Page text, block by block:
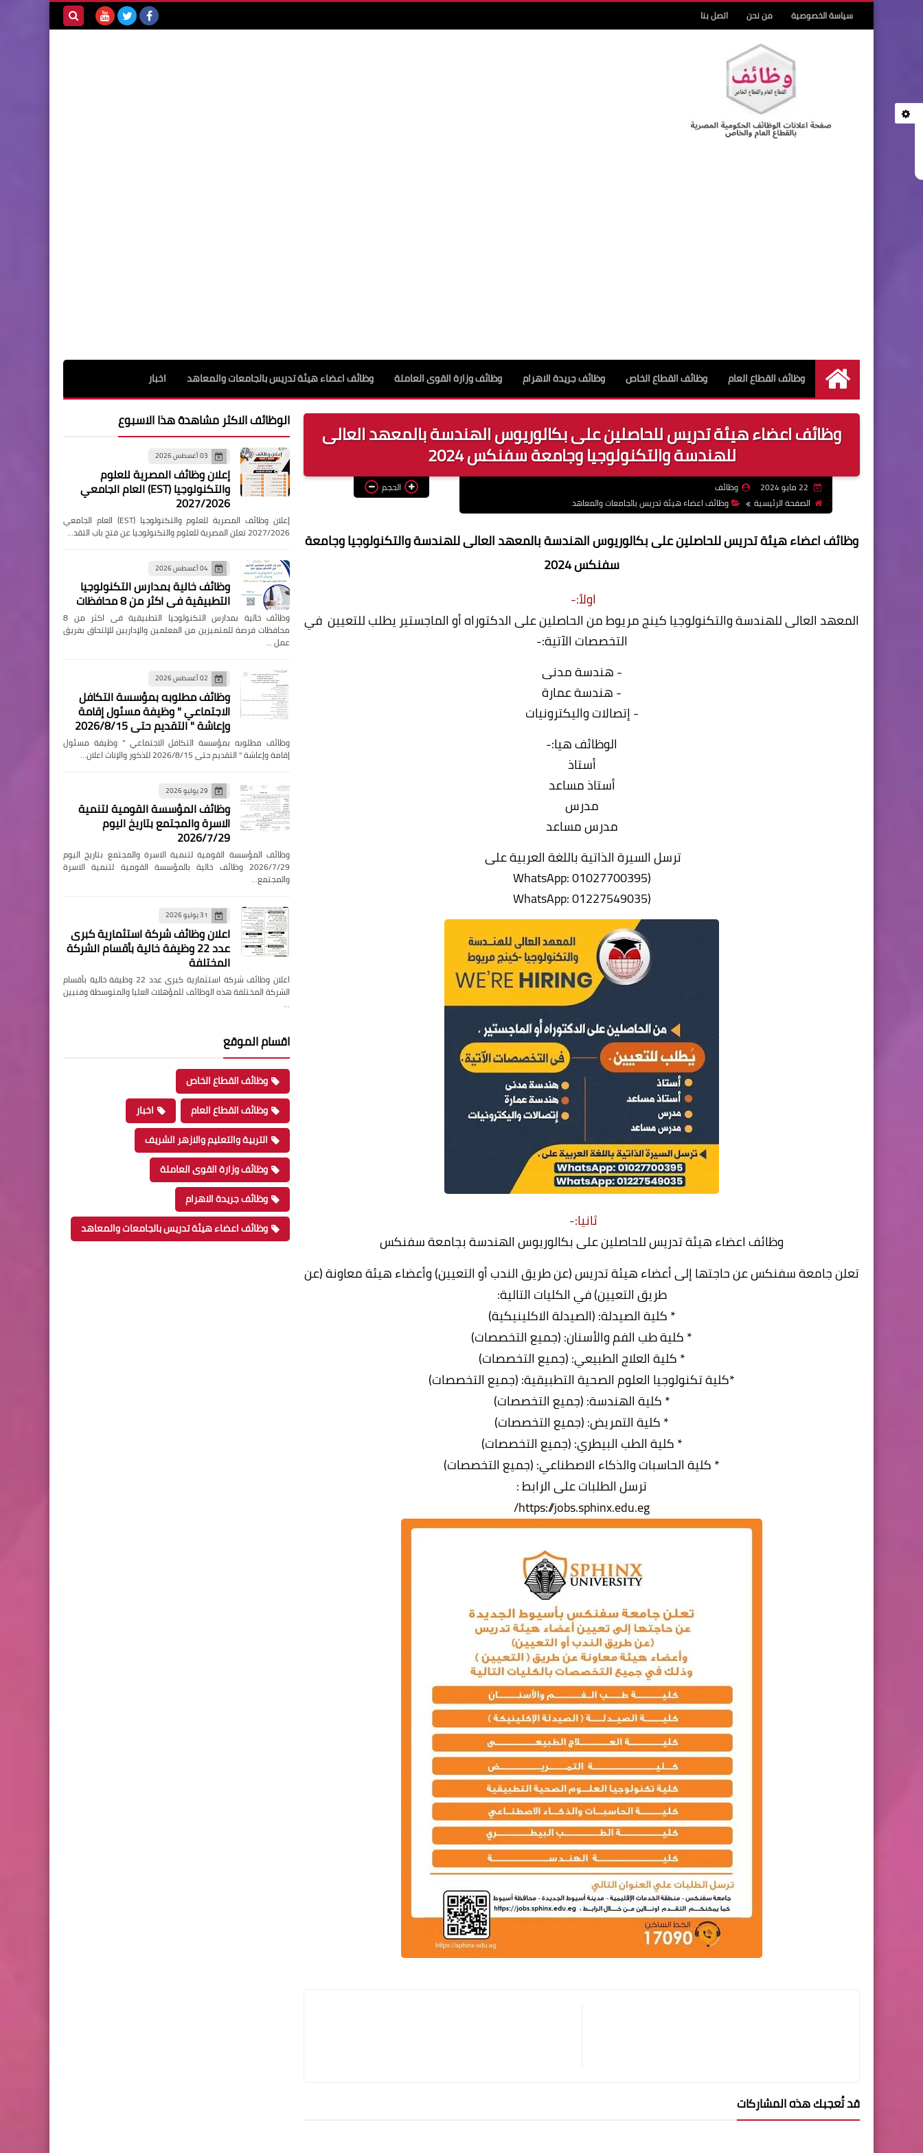
سياسة الخصوصية من نحن اتصل بنا
الرئيسية
وظائف القطاع العام وظائف القطاع الخاص وظائف جريدة الاهرام وظائف وزارة القوى العاملة وظائف اعضاء هيئة تدريس بالجامعات والمعاهد اخبار
وظائف اعضاء هيئة تدريس للحاصلين على بكالوريوس الهندسة بالمعهد العالى
للهندسة والتكنولوجيا وجامعة سفنكس 2024
وظائف
الصفحة الرئيسية
وظائف اعضاء هيئة تدريس بالجامعات والمعاهد
الحجم
وظائف اعضاء هيئة تدريس للحاصلين على بكالوريوس الهندسة بالمعهد العالى للهندسة والتكنولوجيا وجامعة
سفنكس 2024
اولاً:-
المعهد العالى للهندسة والتكنولوجيا كينج مريوط من الحاصلين على الدكتوراه أو الماجستير يطلب للتعيين في
التخصصات الآتية:-
- هندسة مدنى
- هندسة عمارة
- إتصالات واليكترونيات
الوظائف هيا:-
أستاذ
أستاذ مساعد
مدرس
مدرس مساعد
ترسل السيرة الذاتية باللغة العربية على
(WhatsApp: 01027700395
(WhatsApp: 01227549035
ثانيا:-
وظائف اعضاء هيئة تدريس للحاصلين على بكالوريوس الهندسة بجامعة سفنكس
تعلن جامعة سفنكس عن حاجتها إلى أعضاء هيئة تدريس (عن طريق الندب أو التعيين) وأعضاء هيئة معاونة (عن
طريق التعيين) في الكليات التالية:
* كلية الصيدلة: (الصيدلة الاكلينيكية)
* كلية طب الفم والأسنان: (جميع التخصصات)
* كلية العلاج الطبيعي: (جميع التخصصات)
*كلية تكنولوجيا العلوم الصحية التطبيقية: (جميع التخصصات)
* كلية الهندسة: (جميع التخصصات)
* كلية التمريض: (جميع التخصصات)
* كلية الطب البيطري: (جميع التخصصات)
* كلية الحاسبات والذكاء الاصطناعي: (جميع التخصصات)
ترسل الطلبات على الرابط :
https://jobs.sphinx.edu.eg/
قد تُعجبك هذه المشاركات
الوظائف الاكثر مشاهدة هذا الاسبوع
03 أغسطس 2026
إعلان وظائف المصرية للعلوم
والتكنولوجيا (EST) العام الجامعي
2027/2026
إعلان وظائف المصرية للعلوم والتكنولوجيا (EST) العام الجامعي
2027/2026 تعلن المصرية للعلوم والتكنولوجيا عن فتح باب التقد…
04 أغسطس 2026
وظائف خالية بمدارس التكنولوجيا
التطبيقية فى اكثر من 8 محافظات
وظائف خالية بمدارس التكنولوجيا التطبيقية فى اكثر من 8
محافظات فرصة للمتميزين من المعلمين والإداريين للإلتحاق بفريق
عمل …
02 أغسطس 2026
وظائف مطلوبه بمؤسسة التكافل
الاجتماعي " وظيفة مسئول إقامة
وإعاشة " التقديم حتى 2026/8/15
وظائف مطلوبه بمؤسسة التكافل الاجتماعي " وظيفة مسئول
إقامة وإعاشة " التقديم حتى 2026/8/15 للذكور والإناث اعلان…
29 يوليو 2026
وظائف المؤسسة القومية لتنمية
الاسرة والمجتمع بتاريخ اليوم
2026/7/29
وظائف المؤسسة القومية لتنمية الاسرة والمجتمع بتاريخ اليوم
2026/7/29 وظائف خالية بالمؤسسة القومية لتنمية الاسرة
والمجتمع…
31 يوليو 2026
اعلان وظائف شركة استثمارية كبرى
عدد 22 وظيفة خالية بأقسام الشركة
المختلفة
اعلان وظائف شركة استثمارية كبرى عدد 22 وظيفة خالية بأقسام
الشركة المختلفة هذه الوظائف للمؤهلات العليا والمتوسطة وفنيين
…
اقسام الموقع
وظائف القطاع الخاص
وظائف القطاع العام
اخبار
التربية والتعليم والازهر الشريف
وظائف وزارة القوى العاملة
وظائف جريدة الاهرام
وظائف اعضاء هيئة تدريس بالجامعات والمعاهد